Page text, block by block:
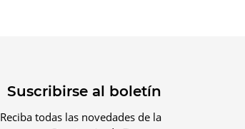
Suscribirse al boletín
Reciba todas las novedades de la